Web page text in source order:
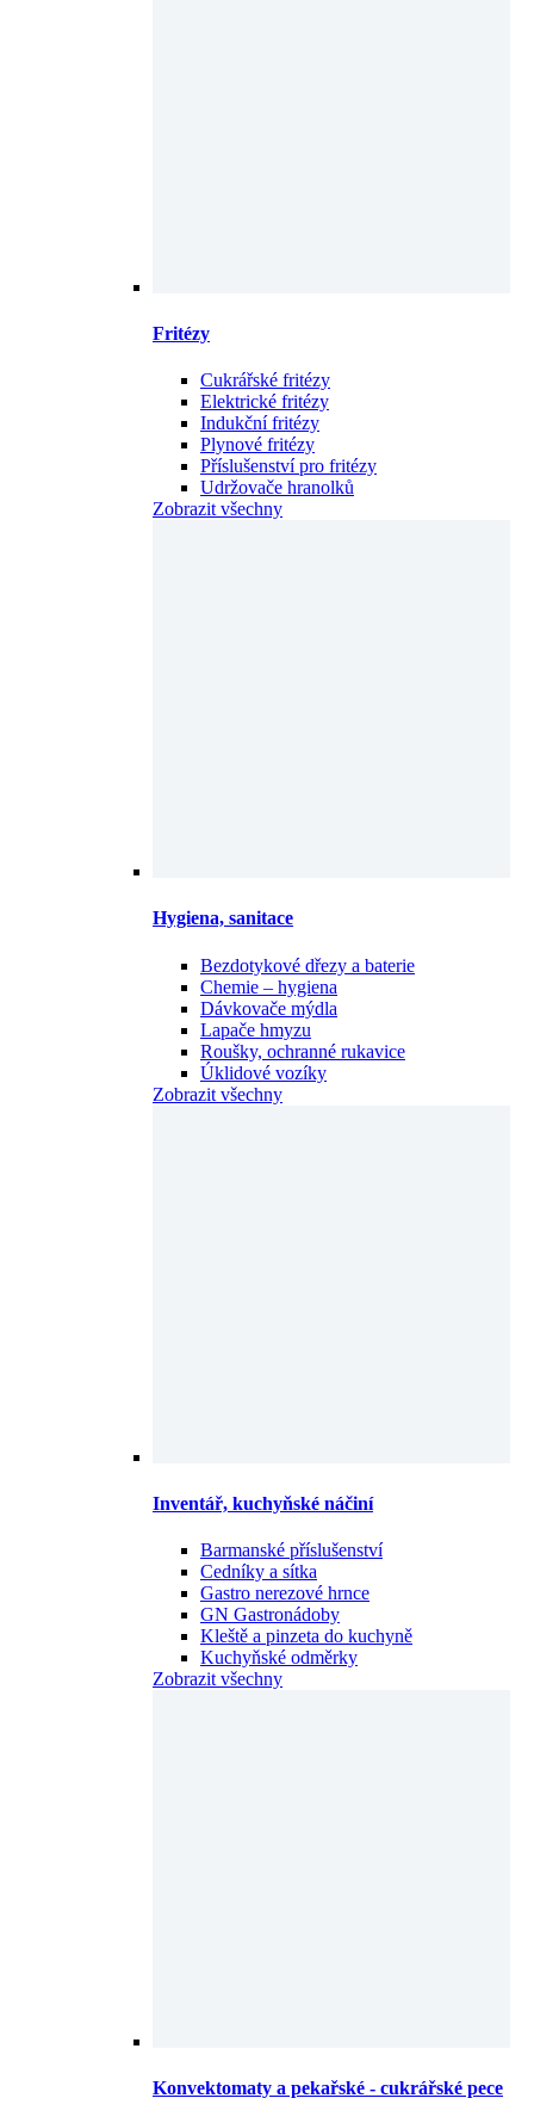
Fritézy
Cukrářské fritézy
Elektrické fritézy
Indukční fritézy
Plynové fritézy
Příslušenství pro fritézy
Udržovače hranolků
Zobrazit všechny
Hygiena, sanitace
Bezdotykové dřezy a baterie
Chemie – hygiena
Dávkovače mýdla
Lapače hmyzu
Roušky, ochranné rukavice
Úklidové vozíky
Zobrazit všechny
Inventář, kuchyňské náčiní
Barmanské příslušenství
Cedníky a sítka
Gastro nerezové hrnce
GN Gastronádoby
Kleště a pinzeta do kuchyně
Kuchyňské odměrky
Zobrazit všechny
Konvektomaty a pekařské - cukrářské pece